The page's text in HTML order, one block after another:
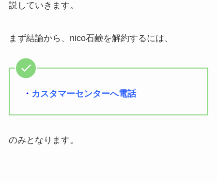
説していきます。
まず結論から、nico石鹸を解約するには、
・ カスタマーセンターへ電話
のみとなります。